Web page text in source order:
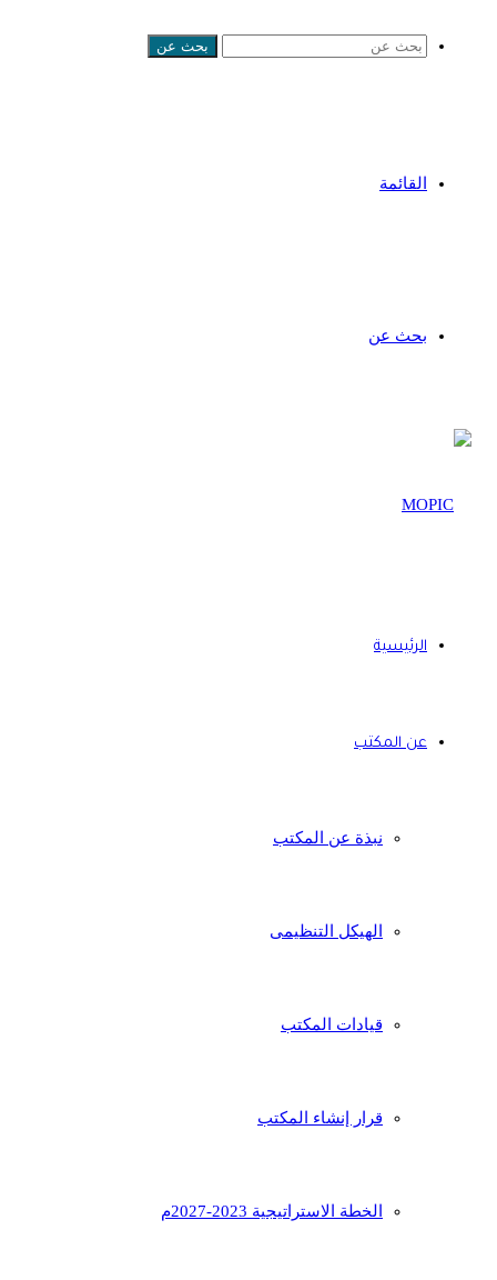
بحث عن
القائمة
بحث عن
الرئيسية
عن المكتب
نبذة عن المكتب
الهيكل التنظيمى
قيادات المكتب
قرار إنشاء المكتب
الخطة الاستراتيجية 2023-2027م